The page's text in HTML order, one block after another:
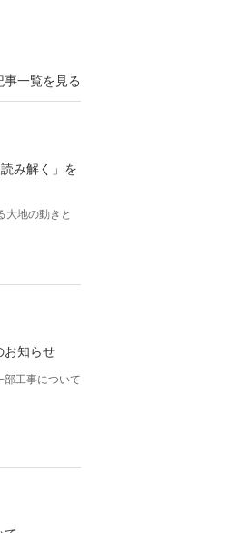
事一覧を見る
み解く」を
大地の動きと
お知らせ
部工事について